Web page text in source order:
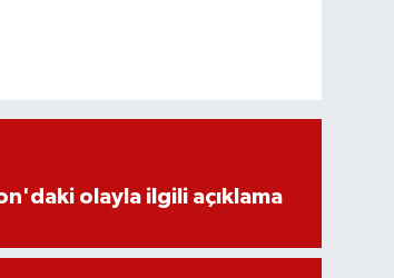
olayla ilgili açıklama